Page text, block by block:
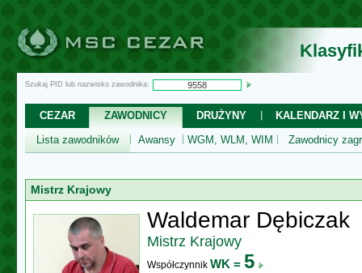
Szukaj PID lub nazwisko zawodnika:
CEZAR ZAWODNICY DRUŻYNY
KALENDARZ I
Lista zawodników
Awansy WGM, WLM, WIM Zawodnicy
Mistrz Krajowy
Waldemar Dębiczak
Mistrz Krajowy
Współczynnik WK = 5